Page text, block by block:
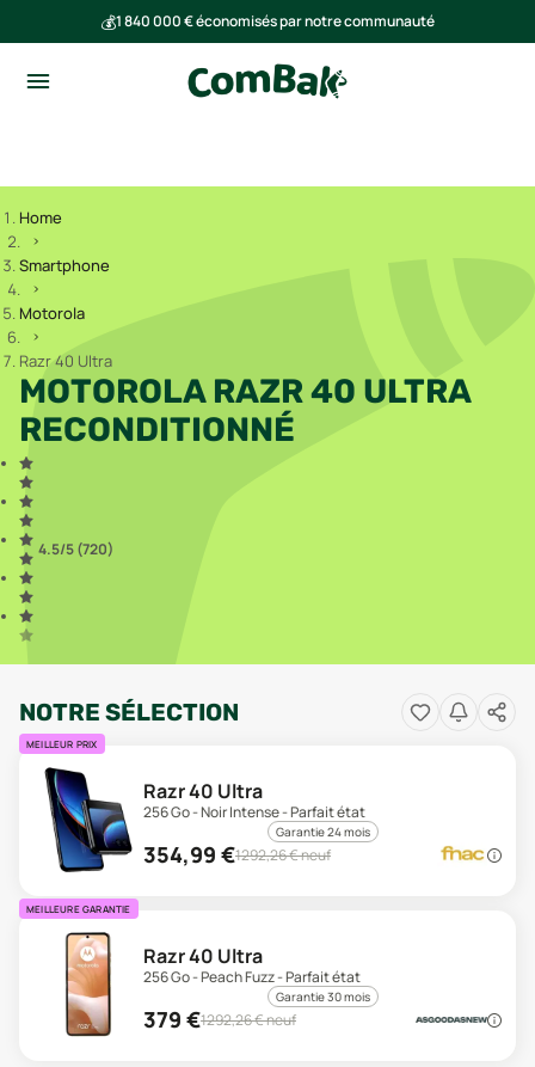
💰1 840 000 € économisés par notre communauté
Home
Smartphone
Motorola
Razr 40 Ultra
MOTOROLA RAZR 40 ULTRA
RECONDITIONNÉ
4.5/5 (720)
NOTRE SÉLECTION
MEILLEUR PRIX
Razr 40 Ultra
256 Go - Noir Intense - Parfait état
Garantie 24 mois
354,99 €1292,26€ neuf
MEILLEURE GARANTIE
Razr 40 Ultra
256 Go - Peach Fuzz - Parfait état
Garantie 30 mois
379 €1292,26€ neuf